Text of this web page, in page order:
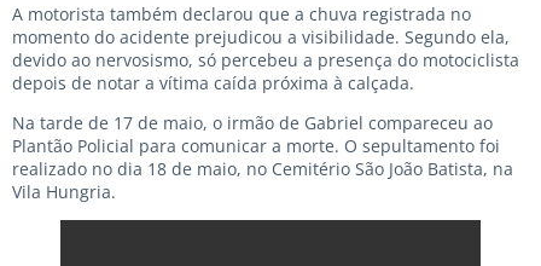
A motorista também declarou que a chuva registrada no
momento do acidente prejudicou a visibilidade. Segundo ela,
devido ao nervosismo, só percebeu a presença do motociclista
depois de notar a vítima caída próxima à calçada.
Na tarde de 17 de maio, o irmão de Gabriel compareceu ao
Plantão Policial para comunicar a morte. O sepultamento foi
realizado no dia 18 de maio, no Cemitério São João Batista, na
Vila Hungria.